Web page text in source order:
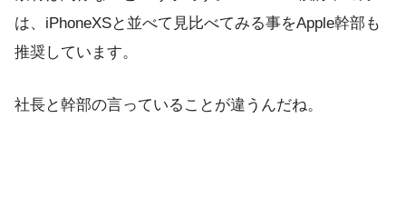
は、iPhoneXSと並べて見比べてみる事をApple幹部も
推奨しています。
社長と幹部の言っていることが違うんだね。